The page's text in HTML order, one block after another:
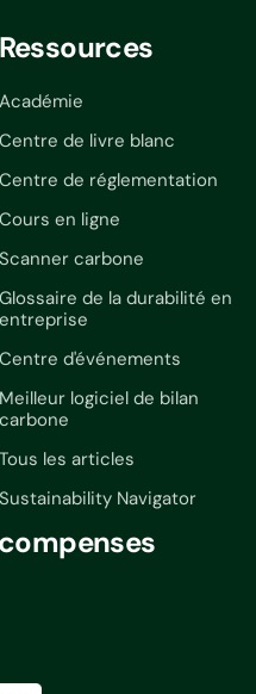
Ressources
Académie
Centre de livre blanc
Centre de réglementation
Cours en ligne
Scanner carbone
Glossaire de la durabilité en
entreprise
Centre d'événements
Meilleur logiciel de bilan
carbone
Tous les articles
Sustainability Navigator